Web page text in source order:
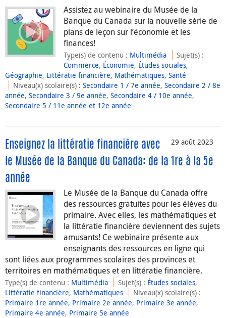
Assistez au webinaire du Musée de la
Banque du Canada sur la nouvelle série de
plans de leçon sur l’économie et les
finances!
Type(s) de contenu : Multimédia Sujet(s) :
Commerce, Économie, Études sociales,
Géographie, Littératie financière, Mathématiques, Santé
Niveau(x) scolaire(s) :Secondaire 1 / 7e année,Secondaire 2 / 8e
année, Secondaire 3 / 9e année, Secondaire 4 / 10e année,
Secondaire 5 / 11e année et 12e année
29 août 2023
Enseignez la littératie financière avec
le Musée de la Banque du Canada: de la 1re à la 5e
année
Le Musée de la Banque du Canada offre
des ressources gratuites pour les élèves du
primaire. Avec elles, les mathématiques et
la littératie financière deviennent des sujets
amusants! Ce webinaire présente aux
enseignants des ressources en ligne qui
sont liées aux programmes scolaires des provinces et
territoires en mathématiques et en littératie financière.
Type(s) de contenu : Multimédia Sujet(s) : Études sociales,
Littératie financière, Mathématiques Niveau(x) scolaire(s) :
Primaire 1re année, Primaire 2e année, Primaire 3e année,
Primaire 4e année, Primaire 5e année